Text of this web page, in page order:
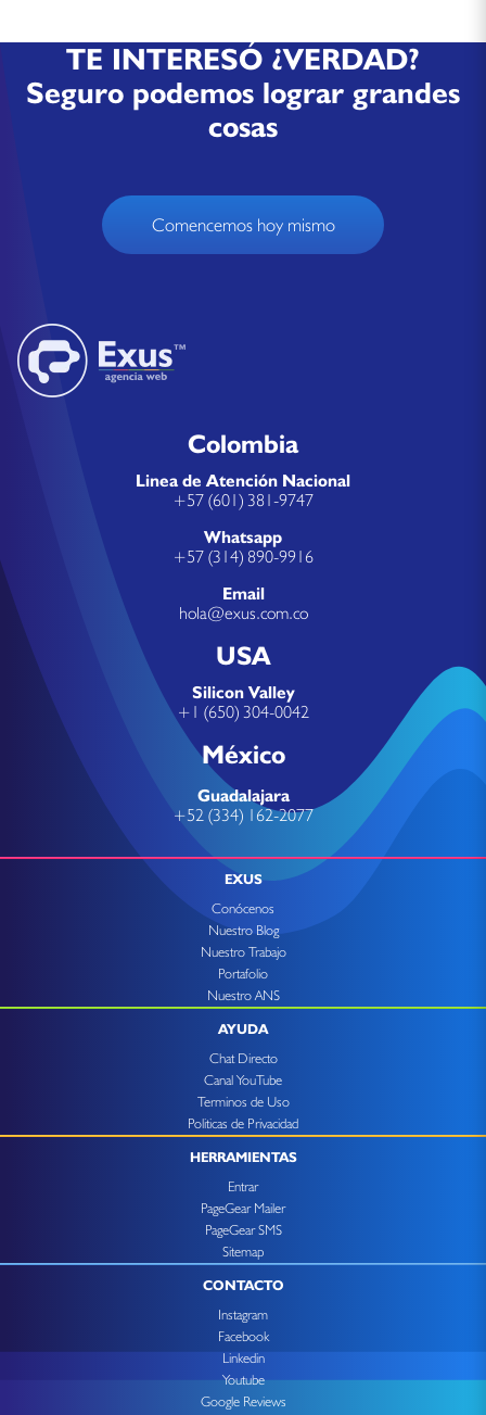
TE INTERESÓ ¿VERDAD?
Seguro podemos lograr grandes
cosas
Comencemos hoy mismo
Colombia
Linea de Atención Nacional
+57 (601) 381-9747
Whatsapp
+57 (314) 890-9916
Email
hola@exus.com.co
USA
Silicon Valley
+1 (650) 304-0042
México
Guadalajara
+52 (334) 162-2077
EXUS
Conócenos
Nuestro Blog
Nuestro Trabajo
Portafolio
Nuestro ANS
AYUDA
Chat Directo
Canal YouTube
Terminos de Uso
Politicas de Privacidad
HERRAMIENTAS
Entrar
PageGear Mailer
PageGear SMS
Sitemap
CONTACTO
Instagram
Facebook
Linkedin
Youtube
Google Reviews